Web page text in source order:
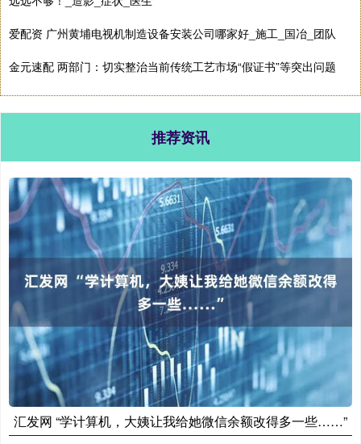
爱配资 广州黄埔电视机制造设备安装公司哪家好_施工_国冶_团队
金元速配 两部门：切实整治当前传统工艺市场“假证书”等突出问题
推荐资讯
汇发网 “学计算机，大姨让我给她微信余额改得多一些……”